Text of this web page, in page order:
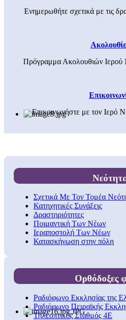
Ενημερωθήτε σχετικά με τις
Πρόγραμμα Ακολουθιών Ιερού
Επικοινωνήστε με τον Ιερό
Σχετικά Με Τον Τομέα
Κατηχητικές Συνάξεις
Δραστηριότητες
Ποιμαντική Των Νέων
Ιεραποστολή Των Νέων
Κατασκήνωση στην πόλη
Ορθόδοξες
Ραδιόφωνο Εκκλησίας της
Ραδιόφωνο Πειραϊκής
Τηλεοπτικός Σταθμός 4Ε